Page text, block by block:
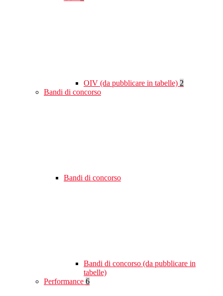
OIV (da pubblicare in tabelle) 2
Bandi di concorso
Bandi di concorso
Bandi di concorso (da pubblicare in
tabelle)
Performance 6